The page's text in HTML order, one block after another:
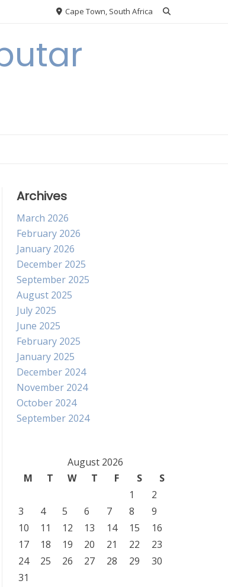
Cape Town, South Africa
Archives
March 2026
February 2026
January 2026
December 2025
September 2025
August 2025
July 2025
June 2025
February 2025
January 2025
December 2024
November 2024
October 2024
September 2024
August 2026
M
T W T F S
S
1
2
3
4 5 6 7 8
9
10
11 12 13 14 15
16
17
18 19 20 21 22
23
24
25 26 27 28 29
30
31